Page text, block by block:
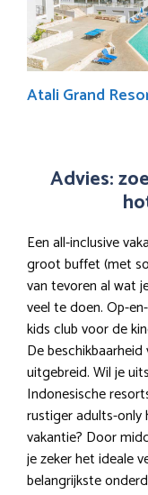
Atali Grand
Advies:
Een all-inclusive
groot buffet (met
van tevoren al wat
veel te doen. Op-
kids club voor de
De
uitgebreid. Wil je
Indonesische
rustiger adults-only
vakantie? Door
je zeker het ideale
belangrijkste